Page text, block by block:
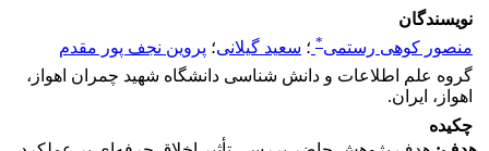
نویسندگان
منصور کوهی رستمی* ؛ سعید گیلانی؛ پروین نجف پور مقدم
گروه علم اطلاعات و دانش شناسی دانشگاه شهید چمران اهواز،
اهواز، ایران.
چکیده